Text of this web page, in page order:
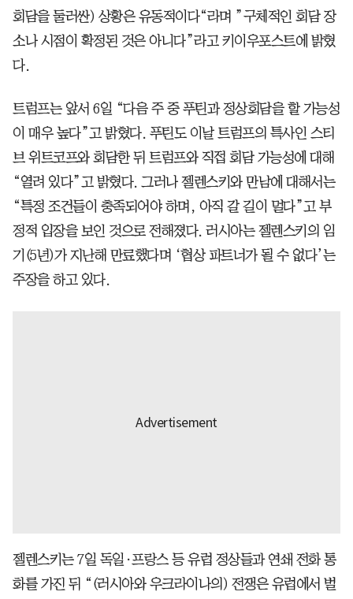
회담을 둘러싼) 상황은 유동적이다“라며 ”구체적인 회담 장
소나 시점이 확정된 것은 아니다”라고 키이우포스트에 밝혔
다.
트럼프는 앞서 6일 “다음 주 중 푸틴과 정상회담을 할 가능성
이 매우 높다”고 밝혔다. 푸틴도 이날 트럼프의 특사인 스티
브 위트코프와 회담한 뒤 트럼프와 직접 회담 가능성에 대해
“열려 있다”고 밝혔다. 그러나 젤렌스키와 만남에 대해서는
“특정 조건들이 충족되어야 하며, 아직 갈 길이 멀다”고 부
정적 입장을 보인 것으로 전해졌다. 러시아는 젤렌스키의 임
기(5년)가 지난해 만료했다며 ‘협상 파트너가 될 수 없다’는
주장을 하고 있다.
젤렌스키는 7일 독일·프랑스 등 유럽 정상들과 연쇄 전화 통
화를 가진 뒤 “(러시아와 우크라이나의) 전쟁은 유럽에서 벌